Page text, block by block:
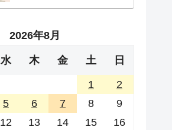
2026年8月
水 木 金 土 日
1
2
5 6 7 8
9
12 13 14 15
16